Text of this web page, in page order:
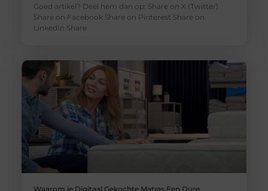
Goed artikel? Deel hem dan op: Share on X (Twitter)
Share on Facebook Share on Pinterest Share on
LinkedIn Share
Waarom je Digitaal Gekochte Matras Een Dure